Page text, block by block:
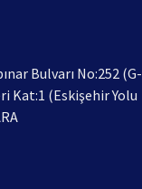
Bulvarı No:252 (G-
Kat:1 (Eskişehir Yolu